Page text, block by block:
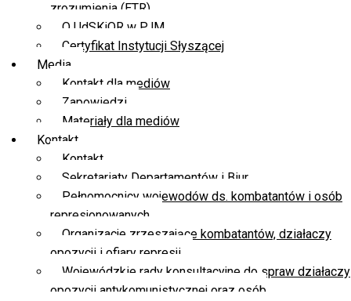
zrozumienia (ETR)
O UdSKiOR w PJM
Certyfikat Instytucji Słyszącej
Media
Kontakt dla mediów
Zapowiedzi
Materiały dla mediów
Kontakt
Kontakt
Sekretariaty Departamentów i Biur
Pełnomocnicy wojewodów ds. kombatantów i osób
represjonowanych
Organizacje zrzeszające kombatantów, działaczy
opozycji i ofiary represji
Wojewódzkie rady konsultacyjne do spraw działaczy
opozycji antykomunistycznej oraz osób